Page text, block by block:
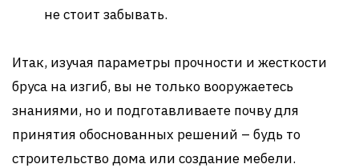
не стоит забывать.
Итак, изучая параметры прочности и жесткости
бруса на изгиб, вы не только вооружаетесь
знаниями, но и подготавливаете почву для
принятия обоснованных решений – будь то
строительство дома или создание мебели.